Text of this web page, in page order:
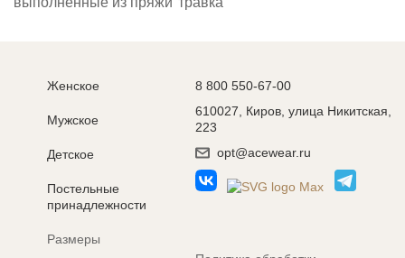
Женское
Мужское
Детское
Постельные
принадлежности
Размеры
8 800 550-67-00
610027, Киров, улица Никитская,
223
opt@acewear.ru